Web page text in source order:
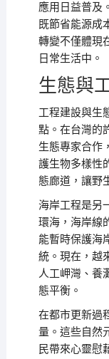
應用日益普及
既節省能源成
轉變不僅體現
日常生活中。
生態與
工程建設與生
點。在台灣的
生態專家合作
護生物多樣性
態廊道，讓野
海岸工程是另
環海，海岸線
能暫時保護海
統。現在，越
人工岬灣、養
態平衡。
在都市更新過
量。這些自然
民帶來心靈慰